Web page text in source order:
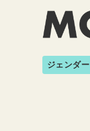
ジェンダー